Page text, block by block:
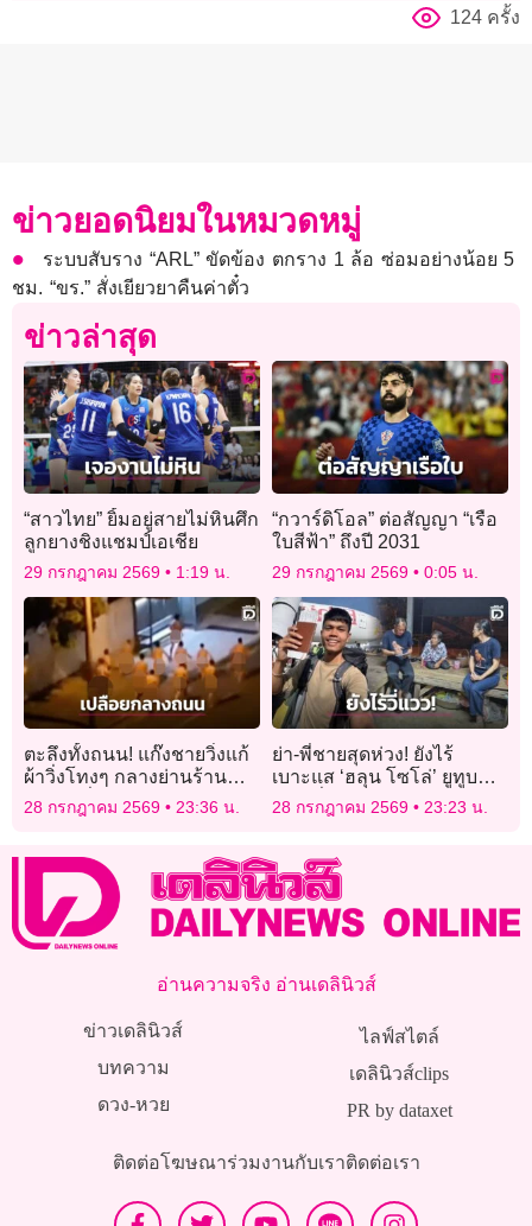
124 ครั้ง
ข่าวยอดนิยมในหมวดหมู่
ระบบสับราง “ARL” ขัดข้อง ตกราง 1 ล้อ ซ่อมอย่างน้อย 5
ชม. “ขร.” สั่งเยียวยาคืนค่าตั๋ว
ข่าวล่าสุด
“สาวไทย” ยิ้มอยู่สายไม่หินศึก
ลูกยางชิงแชมป์เอเชีย
29 กรกฎาคม 2569 1:19 น.
“กวาร์ดิโอล” ต่อสัญญา “เรือ
ใบสีฟ้า” ถึงปี 2031
29 กรกฎาคม 2569 0:05 น.
ตะลึงทั้งถนน! แก๊งชายวิ่งแก้
ผ้าวิ่งโทงๆ กลางย่านร้าน
อาหารชื่อดังในออสเตรเลีย
28 กรกฎาคม 2569 23:36 น.
ย่า-พี่ชายสุดห่วง! ยังไร้
เบาะแส ‘ฮลุน โซโล่’ ยูทูบ
เบอร์ชื่อดังหายตัวปริศนา
จอร์เจีย
28 กรกฎาคม 2569 23:23 น.
อ่านความจริง อ่านเดลินิวส์
ข่าวเดลินิวส์
บทความ
ดวง-หวย
ไลฟ์สไตล์
เดลินิวส์clips
PR by dataxet
ติดต่อโฆษณาร่วมงานกับเราติดต่อเรา